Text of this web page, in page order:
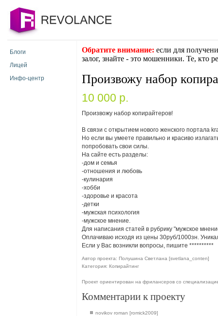
Блоги
Лицей
Инфо-центр
Обратите внимание: если для
залог, знайте - это мошенники. Те, кто
Произвожу набор
10 000 p.
Произвожу набор копирайтеров!
В связи с открытием нового женского
Но если вы умеете правильно и красиво
попробовать свои силы.
На сайте есть разделы:
-дом и семья
-отношения и любовь
-кулинария
-хобби
-здоровье и красота
-детки
-мужская психология
-мужское мнение.
Для написания статей в рубрику "мужское
Оплачиваю исходя из цены 30руб/1000зн.
Если у Вас возникли вопросы, пишите **********
Автор проекта: Полушина Светлана [svetlana_conten]
Категория: Копирайтинг
Проект ориентирован на фрилансеров со
Комментарии к проекту
novikov roman [romick2009]